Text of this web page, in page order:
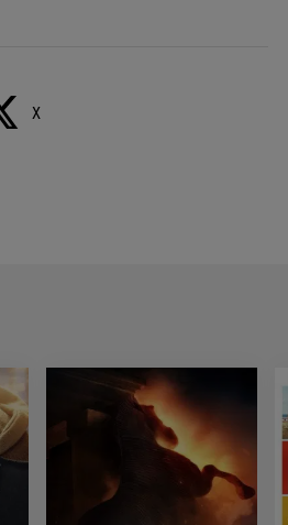
X